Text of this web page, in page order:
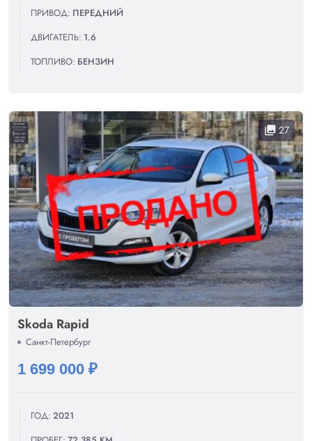
ПРИВОД: ПЕРЕДНИЙ
ДВИГАТЕЛЬ: 1.6
ТОПЛИВО: БЕНЗИН
collections 27
Skoda Rapid
Санкт-Петербург
1 699 000 ₽
ГОД: 2021